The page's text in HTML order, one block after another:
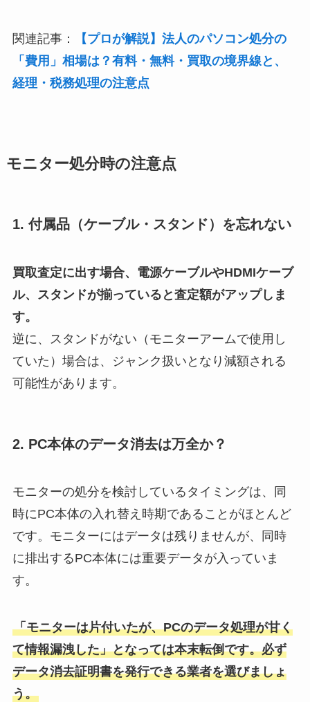
関連記事：
【プロが解説】法人のパソコン処分の
「費用」相場は？有料・無料・買取の境界線と、
経理・税務処理の注意点
モニター処分時の注意点
1. 付属品（ケーブル・スタンド）を忘れない
買取査定に出す場合、電源ケーブルやHDMIケーブ
ル、スタンドが揃っていると査定額がアップしま
す。
逆に、スタンドがない（モニターアームで使用し
ていた）場合は、ジャンク扱いとなり減額される
可能性があります。
2. PC本体のデータ消去は万全か？
モニターの処分を検討しているタイミングは、同
時にPC本体の入れ替え時期であることがほとんど
です。モニターにはデータは残りませんが、同時
に排出するPC本体には重要データが入っていま
す。
「モニターは片付いたが、PCのデータ処理が甘く
て情報漏洩した」となっては本末転倒です。必ず
データ消去証明書を発行できる業者を選びましょ
う。